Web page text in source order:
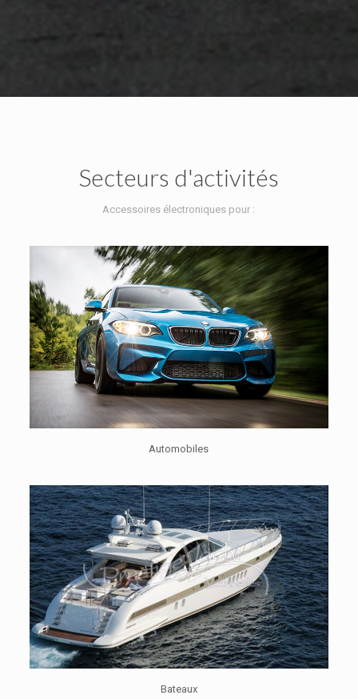
Secteurs d'activités
Accessoires électroniques pour :
Automobiles
Bateaux